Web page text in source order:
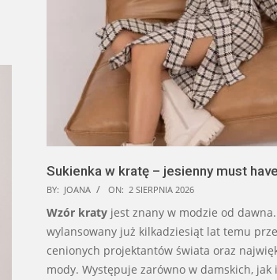
Sukienka w kratę – jesienny must have
BY: JOANA ON: 2 SIERPNIA 2026
Wzór kraty jest znany w modzie od dawna.
wylansowany już kilkadziesiąt lat temu
cenionych projektantów świata oraz
mody. Występuje zarówno w damskich, jak